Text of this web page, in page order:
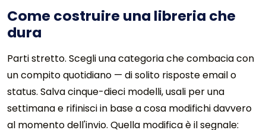
Come costruire una libreria che
dura
Parti stretto. Scegli una categoria che combacia con
un compito quotidiano — di solito risposte email o
status. Salva cinque-dieci modelli, usali per una
settimana e rifinisci in base a cosa modifichi davvero
al momento dell'invio. Quella modifica è il segnale: